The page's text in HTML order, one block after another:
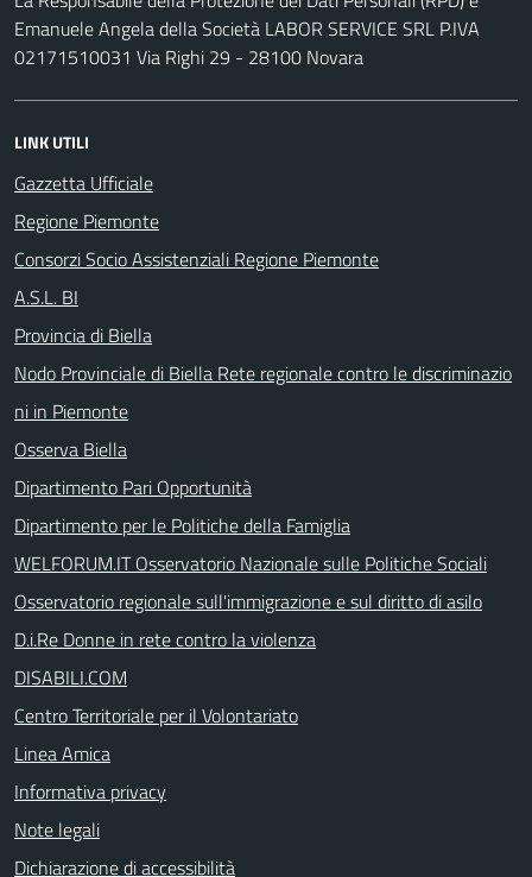
Emanuele Angela della Società LABOR SERVICE SRL P.IVA
02171510031 Via Righi 29 - 28100 Novara
LINK UTILI
Gazzetta Ufficiale
Regione Piemonte
Consorzi Socio Assistenziali Regione Piemonte
A.S.L. BI
Provincia di Biella
Nodo Provinciale di Biella Rete regionale contro le discriminazio
ni in Piemonte
Osserva Biella
Dipartimento Pari Opportunità
Dipartimento per le Politiche della Famiglia
WELFORUM.IT Osservatorio Nazionale sulle Politiche Sociali
Osservatorio regionale sull'immigrazione e sul diritto di asilo
D.i.Re Donne in rete contro la violenza
DISABILI.COM
Centro Territoriale per il Volontariato
Linea Amica
Informativa privacy
Note legali
Dichiarazione di accessibilità